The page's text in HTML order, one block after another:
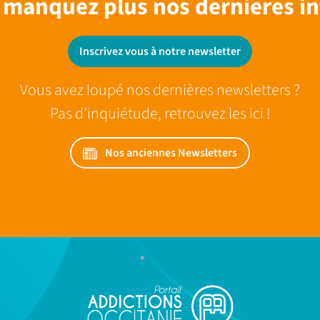
plus nos dernieres
Inscrivez vous à notre newsletter
Vous avez loupé nos dernières newsletters ?
Pas d’inquiétude, retrouvez les ici !
Nos anciennes Newsletters